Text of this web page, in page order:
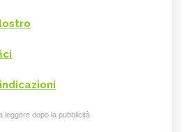
leggere dopo la pubblicità